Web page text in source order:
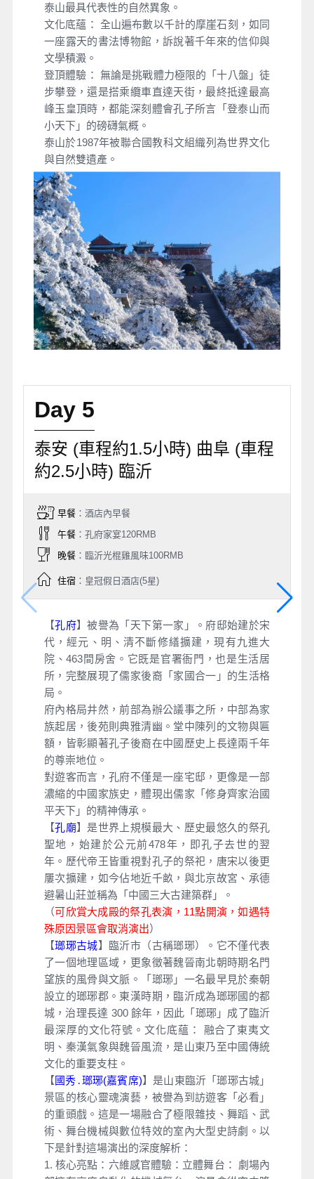
泰山最具代表性的自然異象。
文化底蘊： 全山遍布數以千計的摩崖石刻，如同
一座露天的書法博物館，訴說著千年來的信仰與
文學積澱。
登頂體驗： 無論是挑戰體力極限的「十八盤」徒
步攀登，還是搭乘纜車直達天街，最終抵達最高
峰玉皇頂時，都能深刻體會孔子所言「登泰山而
小天下」的磅礴氣概。
泰山於1987年被聯合國教科文組織列為世界文化
與自然雙遺產。
Day 5
泰安 (車程約1.5小時) 曲阜 (車程
約2.5小時) 臨沂
早餐：酒店內早餐
午餐：孔府家宴120RMB
晚餐：臨沂光棍雞風味100RMB
住宿：皇冠假日酒店(5星)
【孔府】被譽為「天下第一家」。府邸始建於宋
代，經元、明、清不斷修繕擴建，現有九進大
院、463間房舍。它既是官署衙門，也是生活居
所，完整展現了儒家後裔「家國合一」的生活格
局。
府內格局井然，前部為辦公議事之所，中部為家
族起居，後苑則典雅清幽。堂中陳列的文物與匾
額，皆彰顯著孔子後裔在中國歷史上長達兩千年
的尊崇地位。
對遊客而言，孔府不僅是一座宅邸，更像是一部
濃縮的中國家族史，體現出儒家「修身齊家治國
平天下」的精神傳承。
【孔廟】是世界上規模最大、歷史最悠久的祭孔
聖地，始建於公元前478年，即孔子去世的翌
年。歷代帝王皆重視對孔子的祭祀，唐宋以後更
屢次擴建，如今佔地近千畝，與北京故宮、承德
避暑山莊並稱為「中國三大古建築群」。
（可欣賞大成殿的祭孔表演，11點開演，如遇特
殊原因景區會取消演出）
【瑯琊古城】臨沂市（古稱瑯琊）。它不僅代表
了一個地理區域，更象徵著魏晉南北朝時期名門
望族的風骨與文脈。「瑯琊」一名最早見於秦朝
設立的瑯琊郡。東漢時期，臨沂成為瑯琊國的都
城，治理長達 300 餘年，因此「瑯琊」成了臨沂
最深厚的文化符號。文化底蘊： 融合了東夷文
明、秦漢氣象與魏晉風流，是山東乃至中國傳統
文化的重要支柱。
【國秀․瑯琊(嘉賓席)】是山東臨沂「瑯琊古城」
景區的核心靈魂演藝，被譽為到訪遊客「必看」
的重頭戲。這是一場融合了極限雜技、舞蹈、武
術、舞台機械與數位特效的室內大型史詩劇。以
下是針對這場演出的深度解析：
1. 核心亮點：六維感官體驗：立體舞台： 劇場內